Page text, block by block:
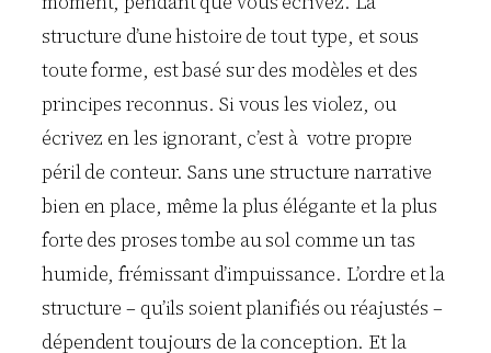
structure d’une histoire de tout type, et sous
toute forme, est basé sur des modèles et des
principes reconnus. Si vous les violez, ou
écrivez en les ignorant, c’est à votre propre
péril de conteur. Sans une structure narrative
bien en place, même la plus élégante et la plus
forte des proses tombe au sol comme un tas
humide, frémissant d’impuissance. L’ordre et la
structure – qu’ils soient planifiés ou réajustés –
dépendent toujours de la conception. Et la